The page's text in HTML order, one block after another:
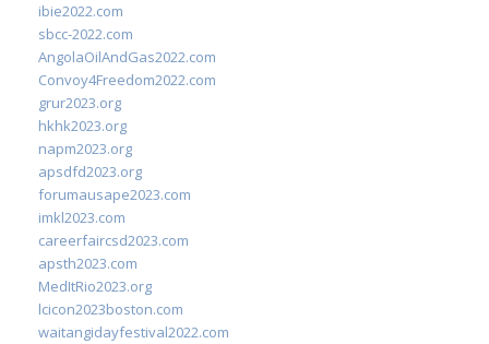
ibie2022.com
sbcc-2022.com
AngolaOilAndGas2022.com
Convoy4Freedom2022.com
grur2023.org
hkhk2023.org
napm2023.org
apsdfd2023.org
forumausape2023.com
imkl2023.com
careerfaircsd2023.com
apsth2023.com
MedItRio2023.org
lcicon2023boston.com
waitangidayfestival2022.com